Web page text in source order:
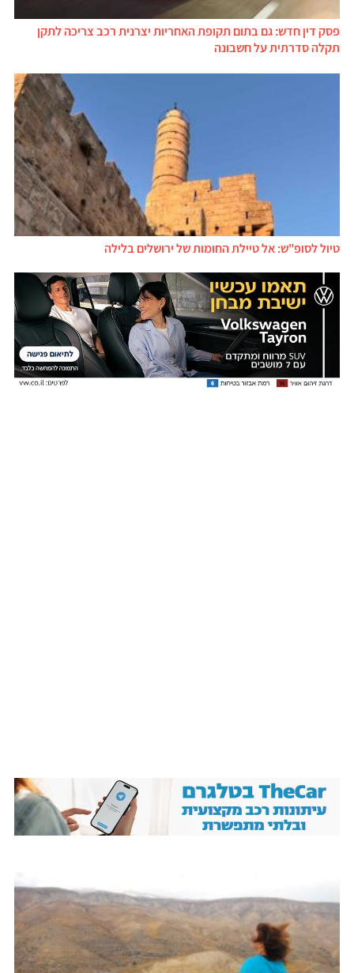
פסק דין חדש: גם בתום תקופת האחריות יצרנית רכב צריכה לתקן
תקלה סדרתית על חשבונה
טיול לסופ"ש: אל טיילת החומות של ירושלים בלילה